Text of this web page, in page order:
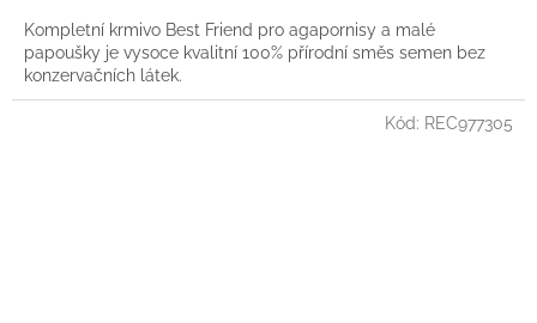
Kompletní krmivo Best Friend pro agapornisy a malé
papoušky je vysoce kvalitní 100% přírodní směs semen bez
konzervačních látek.
Kód: REC977305